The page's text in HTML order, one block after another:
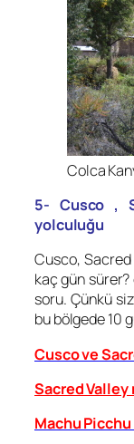
Colca
5- Cusco ,
yolculuğu
Cusco,
kaç gün
soru. Çünkü
bu bölgede 10
Cusco ve
Sacred Valley
Machu Picchu